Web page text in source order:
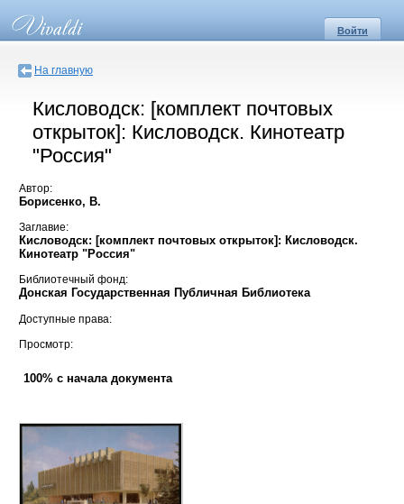
Войти
На главную
Кисловодск: [комплект почтовых
открыток]: Кисловодск. Кинотеатр
"Россия"
Автор:
Борисенко, В.
Заглавие:
Кисловодск: [комплект почтовых открыток]: Кисловодск.
Кинотеатр "Россия"
Библиотечный фонд:
Донская Государственная Публичная Библиотека
Доступные права:
Просмотр:
100% с начала документа